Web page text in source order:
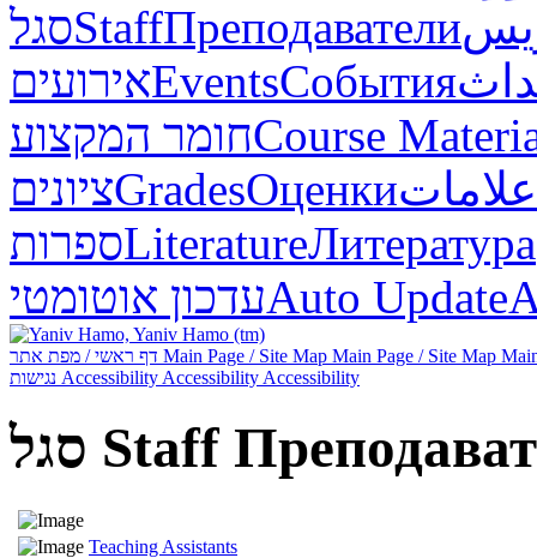
סגלStaffПреподаватели
אירועיםEventsСобытия
חומר המקצועCourse
ציוניםGradesОценкиعلامات
ספרותLiteratureЛитература
עדכון אוטומטיAuto Update
Main Page / Site Map Main Page / Site Map
Accessibility Accessibility Accessibility
סגל Staff
Teaching Assistants